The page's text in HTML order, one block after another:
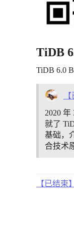
TiDB
TiDB 6.0
2020
就了
基础，
合技术
【已结